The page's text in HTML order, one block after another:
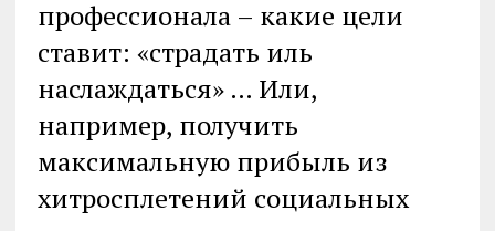
профессионала – какие цели
ставит: «страдать иль
наслаждаться» … Или,
например, получить
максимальную прибыль из
хитросплетений социальных